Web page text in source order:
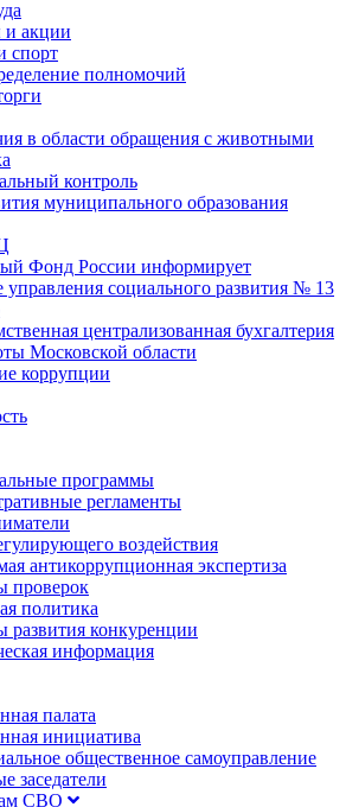
и акции
спорт
полномочий
в области обращения с животными
контроль
муниципального образования
Фонд России информирует
социального развития № 13
централизованная бухгалтерия
Московской области
коррупции
программы
регламенты
воздействия
антикоррупционная экспертиза
проверок
политика
развития конкуренции
информация
палата
инициатива
общественное самоуправление
заседатели
СВО